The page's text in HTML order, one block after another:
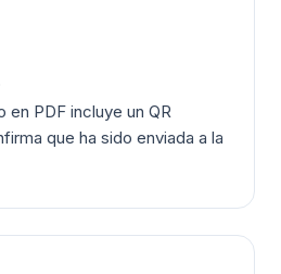
en PDF incluye un QR
que ha sido enviada a la